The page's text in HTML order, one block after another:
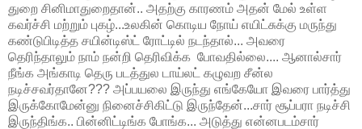
துறை சினிமாதுறைதான்.. அதற்கு காரணம் அதன் மேல் உள்ள
கவர்ச்சி மற்றும் புகழ்...உலகின் கொடிய நோய் எயிட்சுக்கு மருந்து
கண்டுபிடித்த சயின்டிஸ்ட் ரோட்டில் நடந்தால்... அவரை
தெரிந்தாலும் நாம் நன்றி தெரிவிக்க போவதில்லை.... ஆனால்சார்
நீங்க அங்காடி தெரு படத்துல டாய்லட் கழுவற சீன்ல
நடிச்சவர்தானே??? அப்பயலை இருந்து எங்கேயோ இவரை பார்த்து
இருக்கோமேன்னு நினைச்சிகிட்டு இருந்தேன்...சார் சூப்பரா நடிச்சி
இருந்திங்க.. பின்னிட்டிங்க போங்க... அடுத்து என்னபடம்சார்